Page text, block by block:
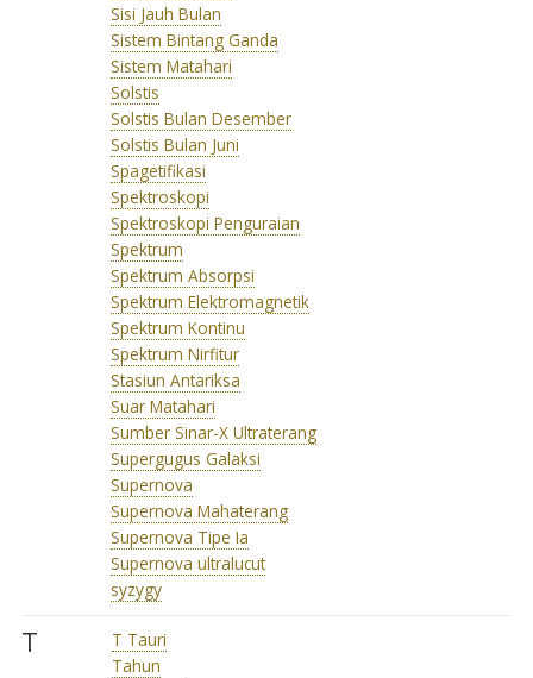
Sisi Jauh Bulan
Sistem Bintang Ganda
Sistem Matahari
Solstis
Solstis Bulan Desember
Solstis Bulan Juni
Spagetifikasi
Spektroskopi
Spektroskopi Penguraian
Spektrum
Spektrum Absorpsi
Spektrum Elektromagnetik
Spektrum Kontinu
Spektrum Nirfitur
Stasiun Antariksa
Suar Matahari
Sumber Sinar-X Ultraterang
Supergugus Galaksi
Supernova
Supernova Mahaterang
Supernova Tipe Ia
Supernova ultralucut
syzygy
T
T Tauri
Tahun